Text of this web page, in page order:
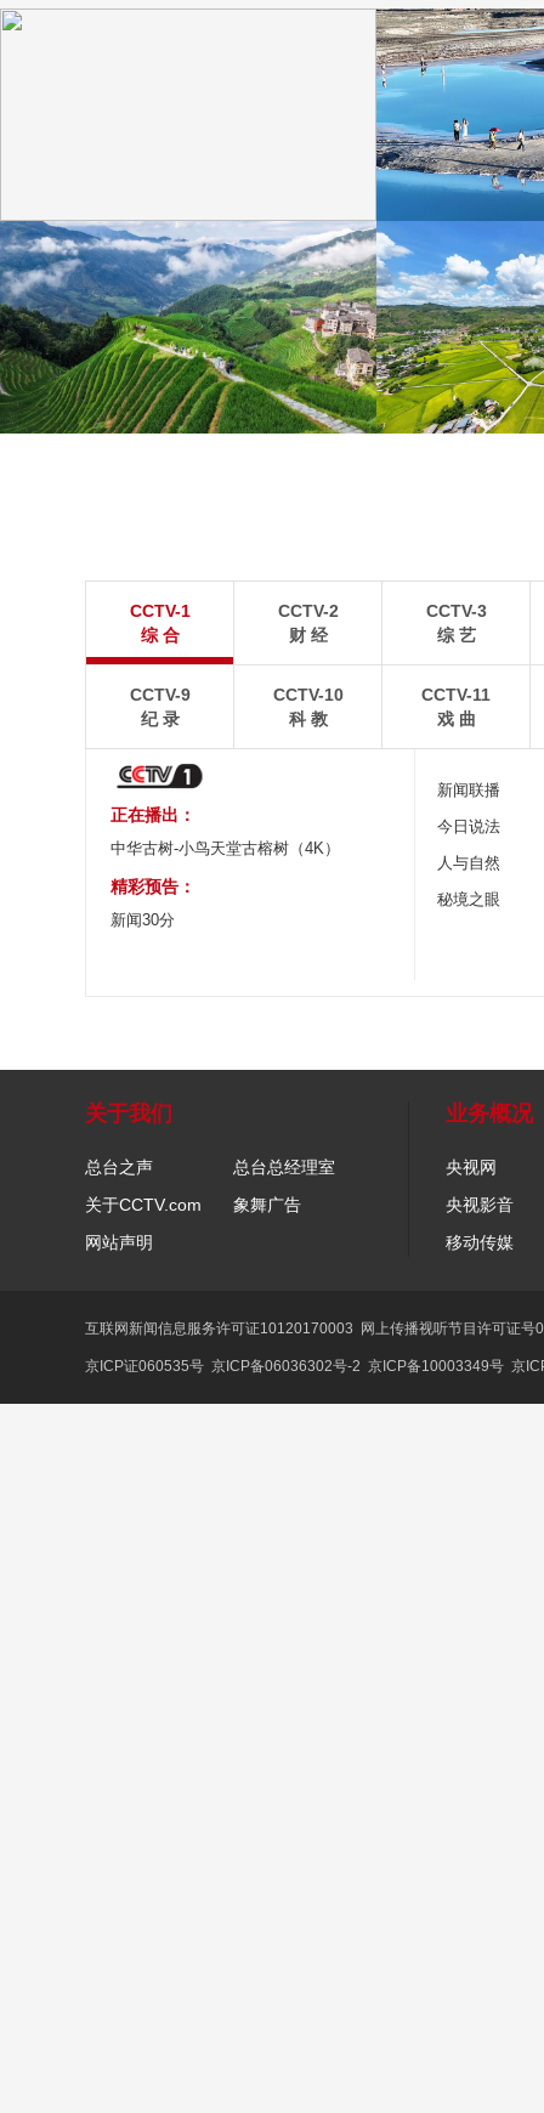
“大地指纹”奏响夏夜文旅乐章
8月7日，贵州省毕节市大方县奢香古镇梯田音乐会在
青海大柴旦翡翠
青海海西蒙古族藏族
炎炎夏日，暑期旅游热度持续攀升。人们亲近山水，
拥抱自然，在旅途中放松身心、增长见识。
8月6日，重庆梁平星
CCTV-1
综 合
CCTV-2
财 经
CCTV-3
综 艺
CCTV-9
纪 录
CCTV-10
科 教
CCTV-11
戏 曲
正在播出：
中华古树-小鸟天堂古榕树（4K）
精彩预告：
新闻30分
新闻联播
今日说法
人与自然
秘境之眼
关于我们
总台之声
总台总经理室
关于CCTV.com
象舞广告
网站声明
业务概况
央视网
央视影音
移动传媒
互联网新闻信息服务许可证10120170003 网上传播视听节目许可证
京ICP证060535号 京ICP备06036302号-2 京ICP备10003349号 京